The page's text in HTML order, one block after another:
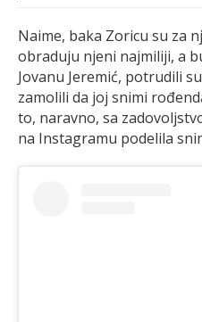
Naime, baka Zoricu su za
obraduju njeni najmiliji, a
Jovanu Jeremić, potrudili
zamolili da joj snimi
to, naravno, sa
na Instagramu podelila